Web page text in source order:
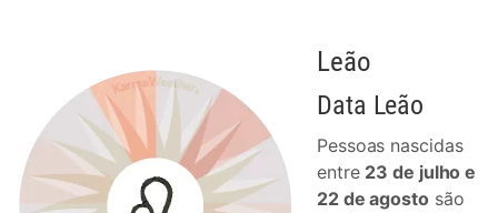
Leão
Data Leão
Pessoas nascidas
entre 23 de julho e
22 de agostosão